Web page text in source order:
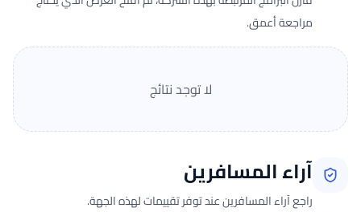
مراجعة أعمق.
لا توجد نتائج
آراء المسافرين
راجع آراء المسافرين عند توفر تقييمات لهذه الجهة.